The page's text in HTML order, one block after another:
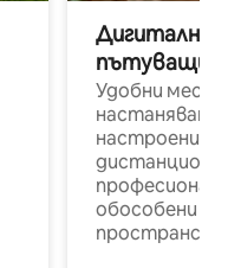
Дигитални
пътуващи
Удобни
настаняване
настроени и
обособени